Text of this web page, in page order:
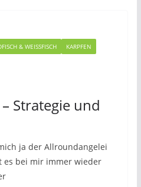
& WEISSFISCH
KARPFEN
Strategie und
ja der Allroundangelei
es bei mir immer wieder